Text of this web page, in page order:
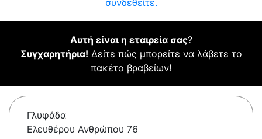
συνδεθείτε.
Αυτή είναι η εταιρεία σας?
Συγχαρητήρια! Δείτε πώς μπορείτε να λάβετε το
πακέτο βραβείων!
Γλυφάδα
Ελευθέρου Ανθρώπου 76